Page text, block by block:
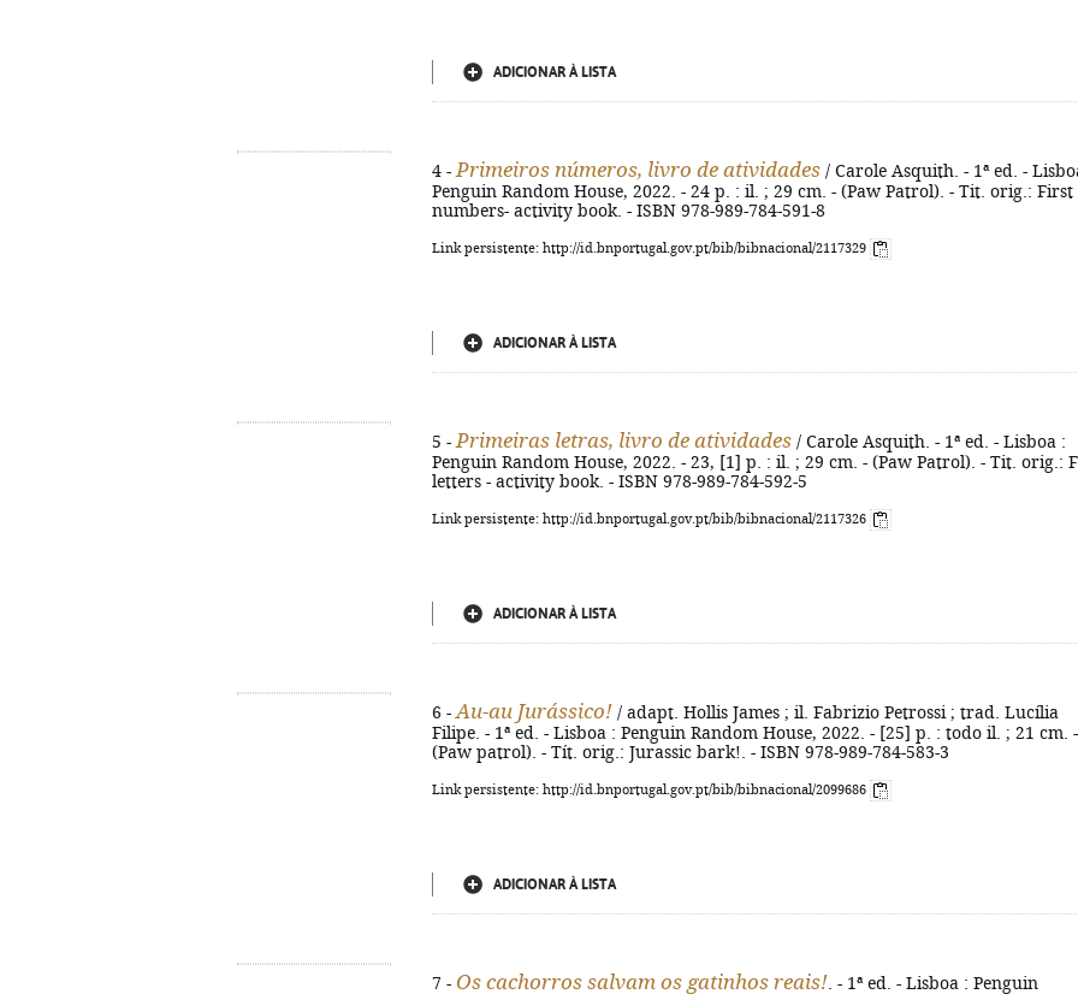
ADICIONAR À LISTA
4 - Primeiros números, livro de atividades / Carole Asquith. - 1ª ed. -
Penguin Random House, 2022. - 24 p. : il. ; 29 cm. - (Paw Patrol). - Tit. orig.: First
numbers- activity book. - ISBN 978-989-784-591-8
Link persistente: http://id.bnportugal.gov.pt/bib/bibnacional/2117329
ADICIONAR À LISTA
5 - Primeiras letras, livro de atividades / Carole Asquith. - 1ª ed. - Lisboa :
Penguin Random House, 2022. - 23, [1] p. : il. ; 29 cm. - (Paw Patrol). - Tit. orig.:
letters - activity book. - ISBN 978-989-784-592-5
Link persistente: http://id.bnportugal.gov.pt/bib/bibnacional/2117326
ADICIONAR À LISTA
6 - Au-au Jurássico! / adapt. Hollis James ; il. Fabrizio Petrossi ; trad. Lucília
Filipe. - 1ª ed. - Lisboa : Penguin Random House, 2022. - [25] p. : todo il. ; 21 cm. -
(Paw patrol). - Tít. orig.: Jurassic bark!. - ISBN 978-989-784-583-3
Link persistente: http://id.bnportugal.gov.pt/bib/bibnacional/2099686
ADICIONAR À LISTA
7 - Os cachorros salvam os gatinhos reais! . - 1ª ed. - Lisboa : Penguin